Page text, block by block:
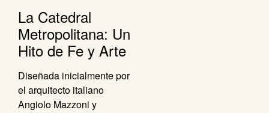
La Catedral
Metropolitana: Un
Hito de Fe y Arte
Diseñada inicialmente por
el arquitecto italiano
Angiolo Mazzoni y